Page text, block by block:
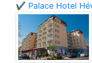
✔️ Palace Hotel